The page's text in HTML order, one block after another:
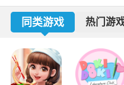
同类游戏 热门游